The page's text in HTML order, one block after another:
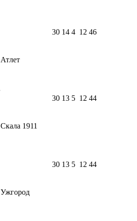
Атлет
30 14 4 12 46
Скала 1911
30 13 5 12 44
Ужгород
30 13 5 12 44